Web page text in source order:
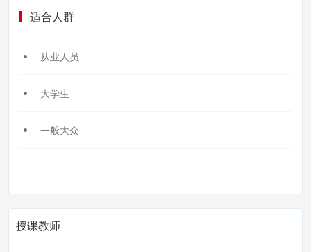
适合人群
从业人员
大学生
一般大众
授课教师